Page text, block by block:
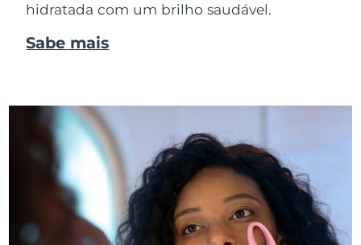
hidratada com um brilho saudável.
Sabe mais